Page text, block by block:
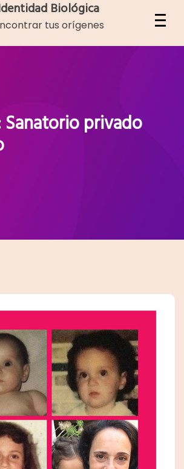
Biológica
tus orígenes
Sanatorio privado